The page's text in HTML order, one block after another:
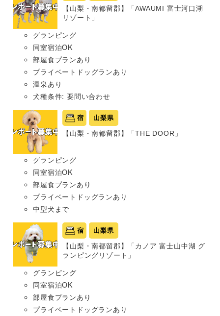
【山梨・南都留郡】「AWAUMI 富士河口湖
リゾート」
グランピング
同室宿泊OK
部屋食プランあり
プライベートドッグランあり
温泉あり
犬種条件: 要問い合わせ
宿 山梨県
【山梨・南都留郡】「THE DOOR」
グランピング
同室宿泊OK
部屋食プランあり
プライベートドッグランあり
中型犬まで
宿 山梨県
【山梨・南都留郡】「カノア 富士山中湖 グ
ランピングリゾート」
グランピング
同室宿泊OK
部屋食プランあり
プライベートドッグランあり